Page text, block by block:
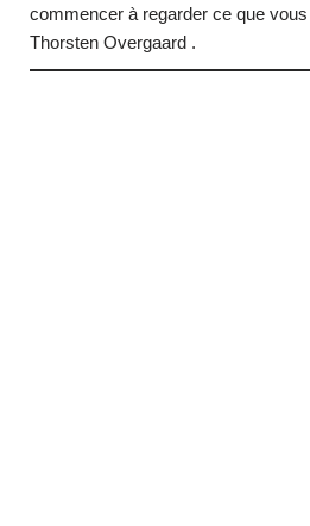
commencer à regarder ce que
Thorsten Overgaard .